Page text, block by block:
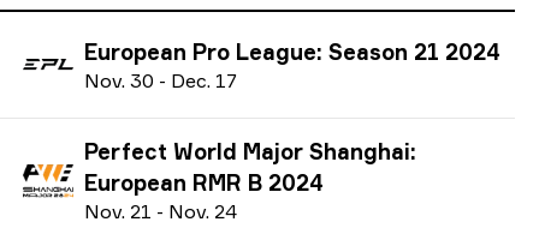
European Pro League: Season 21 2024
Nov. 30 - Dec. 17
Perfect World Major Shanghai:
European RMR B 2024
Nov. 21 - Nov. 24